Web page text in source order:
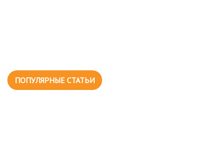
ПОПУЛЯРНЫЕ СТАТЬИ